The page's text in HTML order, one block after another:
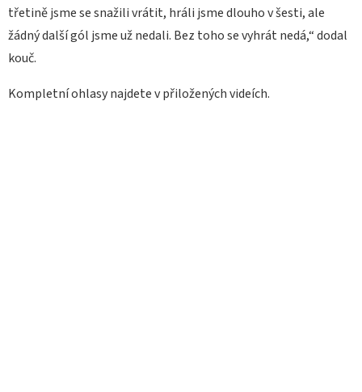
třetině jsme se snažili vrátit, hráli jsme dlouho v šesti, ale
žádný další gól jsme už nedali. Bez toho se vyhrát nedá,“ dodal
kouč.
Kompletní ohlasy najdete v přiložených videích.